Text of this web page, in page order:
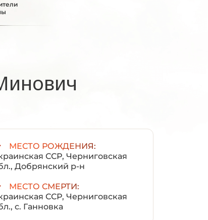
МЕСТО РОЖДЕНИЯ:
ССР, Черниговская
Добрянский р-н
МЕСТО СМЕРТИ:
ССР, Черниговская
с. Ганновка